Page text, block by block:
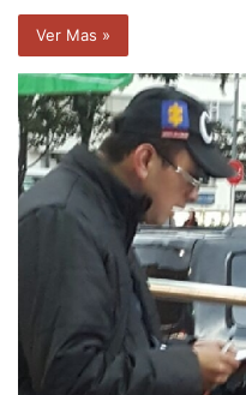
Ver Mas »